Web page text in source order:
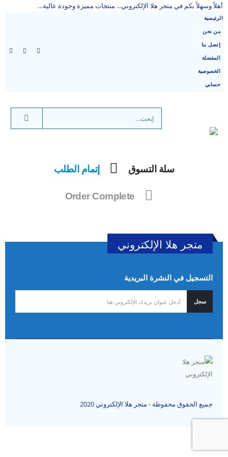
أهلاً وسهلاً بكم في متجر هلا الإلكتروني... منتجات مميزة وجودة عالية...
الرئيسية
من نحن
إتصل بنا
المفضلة
الخصوصية
حسابي
سلة التسوق إتمام الطلب
Order Complete
متجر هلا الإلكتروني
التسجيل في النشرة البريدية
جميع الحقوق محفوظة - متجر هلا الإلكتروني 2020